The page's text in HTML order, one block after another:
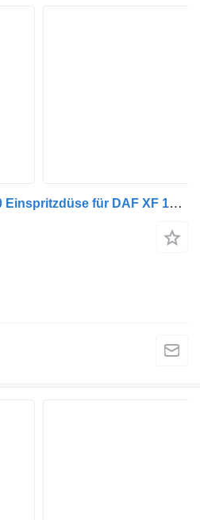
Delphi EURO 6, 2047600 Einspritzdüse für DAF XF 106 Sattelzugmaschine